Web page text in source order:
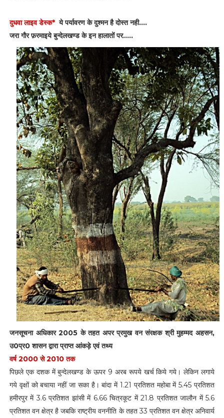
दुधवा लाइव डेस्क*ये पर्यावरण के दुश्मन है दोस्त नही....
जरा गौर फ़रमाइये बुन्देलखण्ड के इन हालातों पर.....
जनसूचना अधिकार 2005 के तहत अपर प्रमुख वन संरक्षक श्री मुहम्मद अहसन,
उ0प्र0 शासन द्वारा प्राप्त आंकड़े एवं तथ्य
वर्ष 2000 से 2010 तक
पिछले एक दशक में बुन्देलखण्ड के ऊपर 9 अरब रूपये खर्च किये गये। लेकिन लगाये
गये वृक्षों को बचाया नहीं जा सका है। बांदा में 1.21 प्रतिशत महोबा में 5.45 प्रतिशत
हमीरपुर में 3.6 प्रतिशत झांसी में 6.66 चित्रकूट में 21.8 प्रतिशत जालौन में 5.6
प्रतिशत वन क्षेत्र है जबकि राष्ट्रीय वननीति के तहत 33 प्रतिशत वन क्षेत्र अनिवार्य